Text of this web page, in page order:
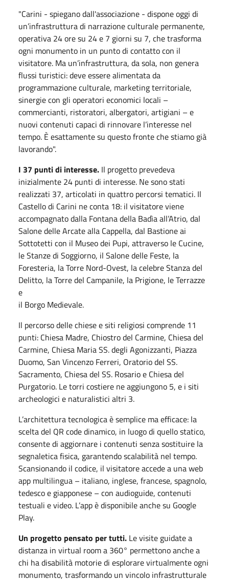
"Carini - spiegano dall'associazione - dispone oggi di
un’infrastruttura di narrazione culturale permanente,
operativa 24 ore su 24 e 7 giorni su 7, che trasforma
ogni monumento in un punto di contatto con il
visitatore. Ma un’infrastruttura, da sola, non genera
flussi turistici: deve essere alimentata da
programmazione culturale, marketing territoriale,
sinergie con gli operatori economici locali –
commercianti, ristoratori, albergatori, artigiani – e
nuovi contenuti capaci di rinnovare l’interesse nel
tempo. È esattamente su questo fronte che stiamo già
lavorando".
I 37 punti di interesse. Il progetto prevedeva
inizialmente 24 punti di interesse. Ne sono stati
realizzati 37, articolati in quattro percorsi tematici. Il
Castello di Carini ne conta 18: il visitatore viene
accompagnato dalla Fontana della Badìa all’Atrio, dal
Salone delle Arcate alla Cappella, dal Bastione ai
Sottotetti con il Museo dei Pupi, attraverso le Cucine,
le Stanze di Soggiorno, il Salone delle Feste, la
Foresteria, la Torre Nord-Ovest, la celebre Stanza del
Delitto, la Torre del Campanile, la Prigione, le Terrazze
e
il Borgo Medievale.
Il percorso delle chiese e siti religiosi comprende 11
punti: Chiesa Madre, Chiostro del Carmine, Chiesa del
Carmine, Chiesa Maria SS. degli Agonizzanti, Piazza
Duomo, San Vincenzo Ferreri, Oratorio del SS.
Sacramento, Chiesa del SS. Rosario e Chiesa del
Purgatorio. Le torri costiere ne aggiungono 5, e i siti
archeologici e naturalistici altri 3.
L’architettura tecnologica è semplice ma efficace: la
scelta del QR code dinamico, in luogo di quello statico,
consente di aggiornare i contenuti senza sostituire la
segnaletica fisica, garantendo scalabilità nel tempo.
Scansionando il codice, il visitatore accede a una web
app multilingua – italiano, inglese, francese, spagnolo,
tedesco e giapponese – con audioguide, contenuti
testuali e video. L’app è disponibile anche su Google
Play.
Un progetto pensato per tutti. Le visite guidate a
distanza in virtual room a 360° permettono anche a
chi ha disabilità motorie di esplorare virtualmente ogni
monumento, trasformando un vincolo infrastrutturale